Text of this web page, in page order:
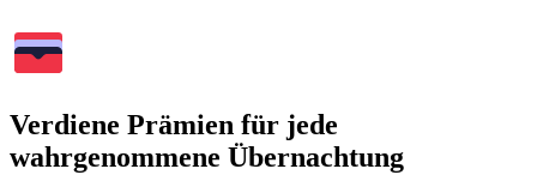
Verdiene Prämien für jede
wahrgenommene Übernachtung